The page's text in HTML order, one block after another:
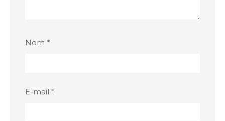
Nom *
E-mail *